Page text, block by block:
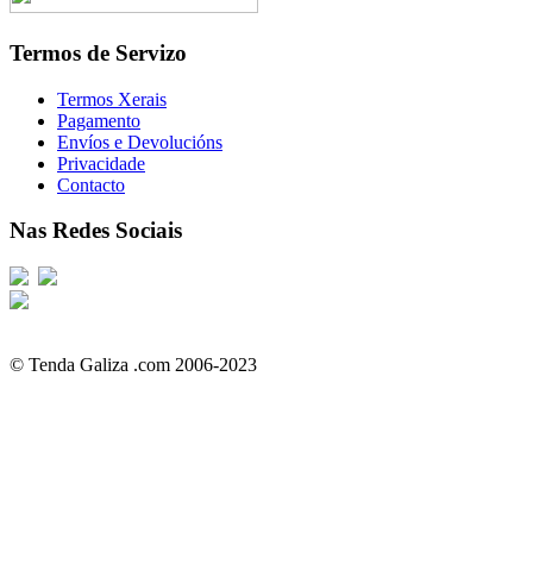
Termos de Servizo
Termos Xerais
Pagamento
Envíos e Devolucións
Privacidade
Contacto
Nas Redes Sociais
© Tenda Galiza .com 2006-2023